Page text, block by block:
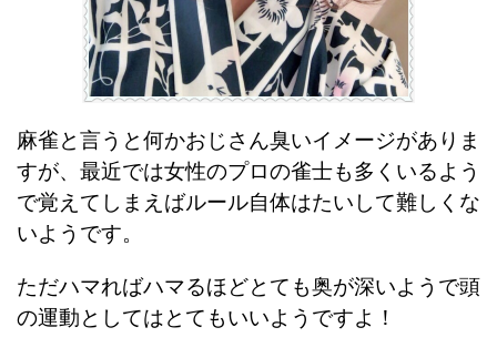
麻雀と言うと何かおじさん臭いイメージがありま
すが、最近では女性のプロの雀士も多くいるよう
で覚えてしまえばルール自体はたいして難しくな
いようです。
ただハマればハマるほどとても奥が深いようで頭
の運動としてはとてもいいようですよ！